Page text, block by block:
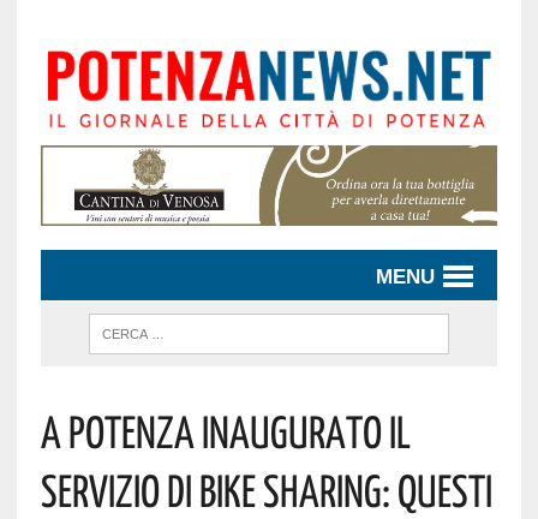
MENU
A Potenza Inaugurato Il
Servizio Di Bike Sharing: Questi